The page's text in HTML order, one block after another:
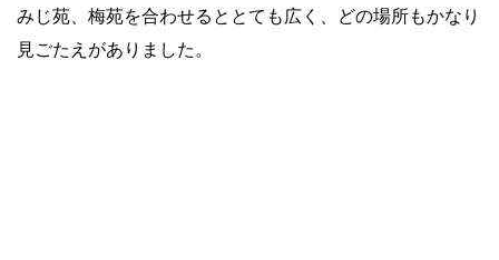
みじ苑、梅苑を合わせるととても広く、どの場所もかなり
見ごたえがありました。